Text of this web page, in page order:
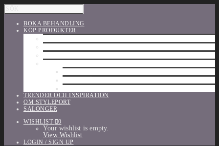
BOKA BEHANDLING
KÖP PRODUKTER
TRENDER OCH INSPIRATION
OM STYLEPORT
SALONGER
WISHLIST
0
Your wishlist is empty.
View Wishlist
LOGIN / SIGN UP